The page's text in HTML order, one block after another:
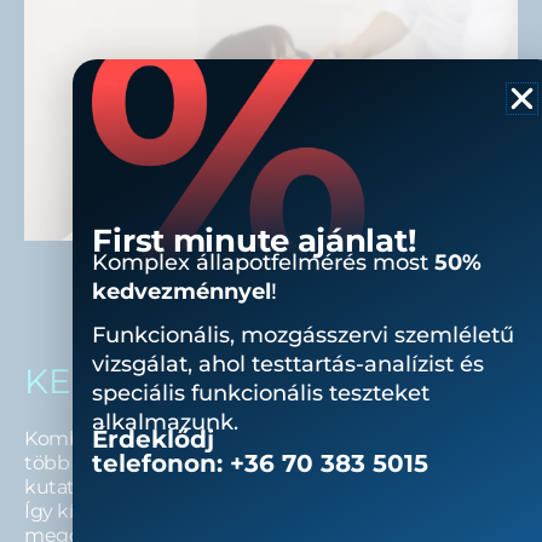
KEZELÉSI CSOMAGJAINK
Kombinált kezelési lehetőségeink kialakításánál a
több évtizedes szakmai tapasztalatot, nemzetközi
kutatásokat és a világ vezető technológiáit ötvözzük.
Így kínálunk egyedi, a célt leginkább szolgáló
megoldásokat vendégeink számára.
First minute ajánlat!
Komplex állapotfelmérés most50%
kedvezménnyel!
Funkcionális, mozgásszervi szemléletű
vizsgálat, ahol testtartás-analízist és
speciális funkcionális teszteket
alkalmazunk.
Érdeklődj
telefonon: +36 70 383 5015